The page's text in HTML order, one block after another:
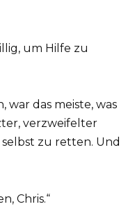
um Hilfe zu
war das meiste, was
verzweifelter
zu retten. Und
Chris.“